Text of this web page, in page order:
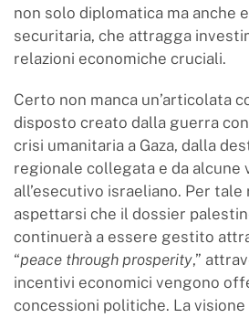
non solo diplomatica ma anche
securitaria, che attragga
relazioni economiche cruciali.
Certo non manca un’articolata
disposto creato dalla guerra
crisi umanitaria a Gaza, dalla
regionale collegata e da alcune
all’esecutivo israeliano. Per tale
aspettarsi che il dossier
continuerà a essere gestito
“peace through prosperity,”
incentivi economici vengono
concessioni politiche. La visione